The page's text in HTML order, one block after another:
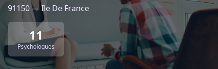
91150 — Ile De France
11
Psychologues